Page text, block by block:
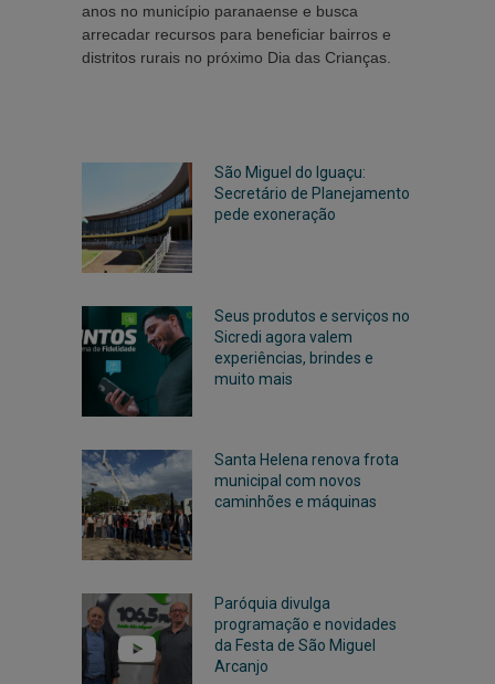
anos no município paranaense e busca
arrecadar recursos para beneficiar bairros e
distritos rurais no próximo Dia das Crianças.
São Miguel do Iguaçu:
Secretário de Planejamento
pede exoneração
Seus produtos e serviços no
Sicredi agora valem
experiências, brindes e
muito mais
Santa Helena renova frota
municipal com novos
caminhões e máquinas
Paróquia divulga
programação e novidades
da Festa de São Miguel
Arcanjo